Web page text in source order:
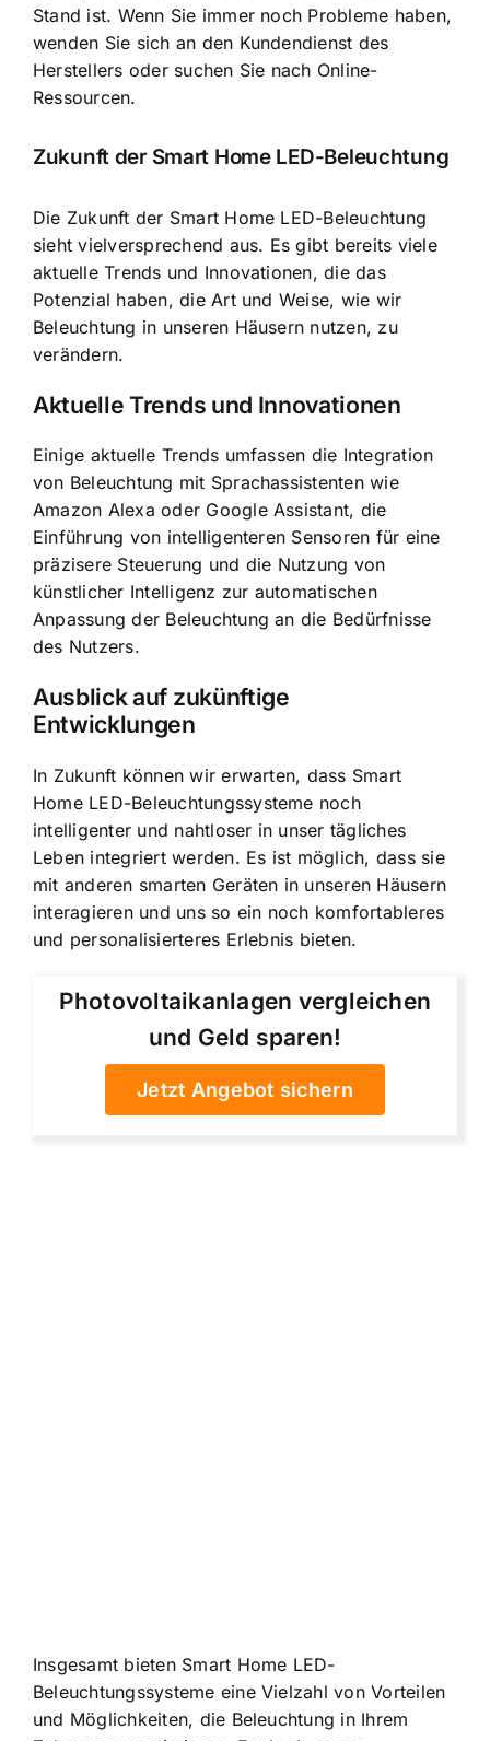
Stand ist. Wenn Sie immer noch Probleme haben,
wenden Sie sich an den Kundendienst des
Herstellers oder suchen Sie nach Online-
Ressourcen.
Zukunft der Smart Home LED-Beleuchtung
Die Zukunft der Smart Home LED-Beleuchtung
sieht vielversprechend aus. Es gibt bereits viele
aktuelle Trends und Innovationen, die das
Potenzial haben, die Art und Weise, wie wir
Beleuchtung in unseren Häusern nutzen, zu
verändern.
Aktuelle Trends und Innovationen
Einige aktuelle Trends umfassen die Integration
von Beleuchtung mit Sprachassistenten wie
Amazon Alexa oder Google Assistant, die
Einführung von intelligenteren Sensoren für eine
präzisere Steuerung und die Nutzung von
künstlicher Intelligenz zur automatischen
Anpassung der Beleuchtung an die Bedürfnisse
des Nutzers.
Ausblick auf zukünftige
Entwicklungen
In Zukunft können wir erwarten, dass Smart
Home LED-Beleuchtungssysteme noch
intelligenter und nahtloser in unser tägliches
Leben integriert werden. Es ist möglich, dass sie
mit anderen smarten Geräten in unseren Häusern
interagieren und uns so ein noch komfortableres
und personalisierteres Erlebnis bieten.
Photovoltaikanlagen vergleichen
und Geld sparen!
Jetzt Angebot sichern
Insgesamt bieten Smart Home LED-
Beleuchtungssysteme eine Vielzahl von Vorteilen
und Möglichkeiten, die Beleuchtung in Ihrem